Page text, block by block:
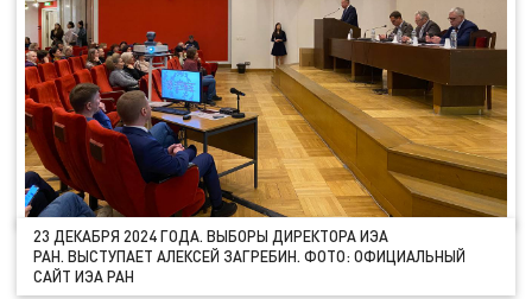
23 ДЕКАБРЯ 2024 ГОДА. ВЫБОРЫ ДИРЕКТОРА ИЭА
РАН. ВЫСТУПАЕТ АЛЕКСЕЙ ЗАГРЕБИН. ФОТО: ОФИЦИАЛЬНЫЙ
САЙТ ИЭА РАН